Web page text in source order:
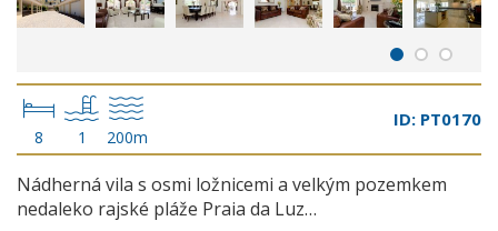
8 1 200m
ID: PT0170
Nádherná vila s osmi ložnicemi a velkým pozemkem
nedaleko rajské pláže Praia da Luz…